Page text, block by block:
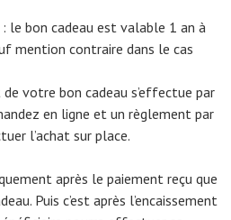
le bon cadeau est valable 1 an à
mention contraire dans le cas
votre bon cadeau s’effectue par
en ligne et un règlement par
l’achat sur place.
après le paiement reçu que
Puis c’est après l’encaissement